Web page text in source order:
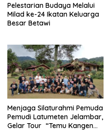
Pelestarian Budaya Melalui
Milad ke-24 Ikatan Keluarga
Besar Betawi
Menjaga Silaturahmi Pemuda
Pemudi Latumeten Jelambar,
Gelar Tour “Temu Kangen